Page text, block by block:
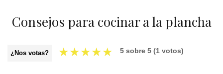
Consejos para cocinar a la plancha
¿Nos votas? ★★★★★ 5 sobre 5 (1 votos)